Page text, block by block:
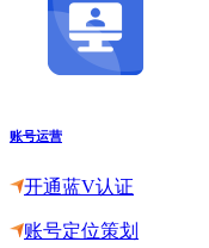
账号运营
开通蓝V认证
账号定位策划